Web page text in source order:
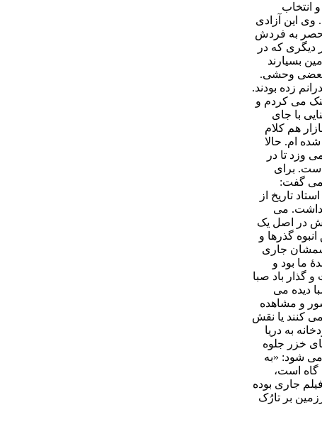
انتخاب
این آزادی
به فردش
دیگری که در
بسیارند
بعضی وحشی.
زده بودند.
می کردم و
با جای
هم کلام
ام. حالا
وزد تا در
برای
می گفت:
تاریخ از
داشت. می
در اصل یک
گذرها و
جاری
ما بود و
گذار باد صبا
دیده می
و مشاهده
کنند یا نقش
به دریا
خزر جلوه
می شود: «به
گاه است،
جاری بوده
بر تارُک